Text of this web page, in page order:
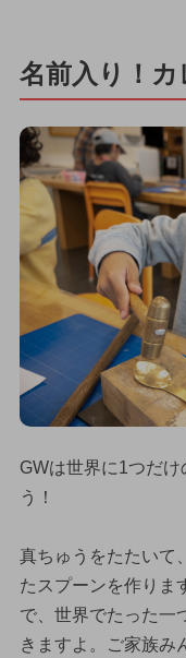
名前入り！カ
GWは世界に1つだ
う！
真ちゅうをたたいて
たスプーンを作りま
で、世界でたった一
きますよ。ご家族み